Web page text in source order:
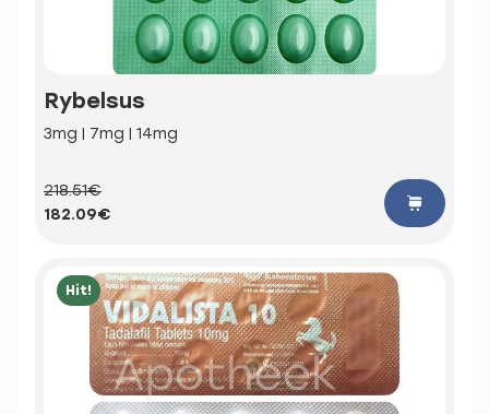
Rybelsus
3mg | 7mg | 14mg
218.51€
182.09€
Hit!